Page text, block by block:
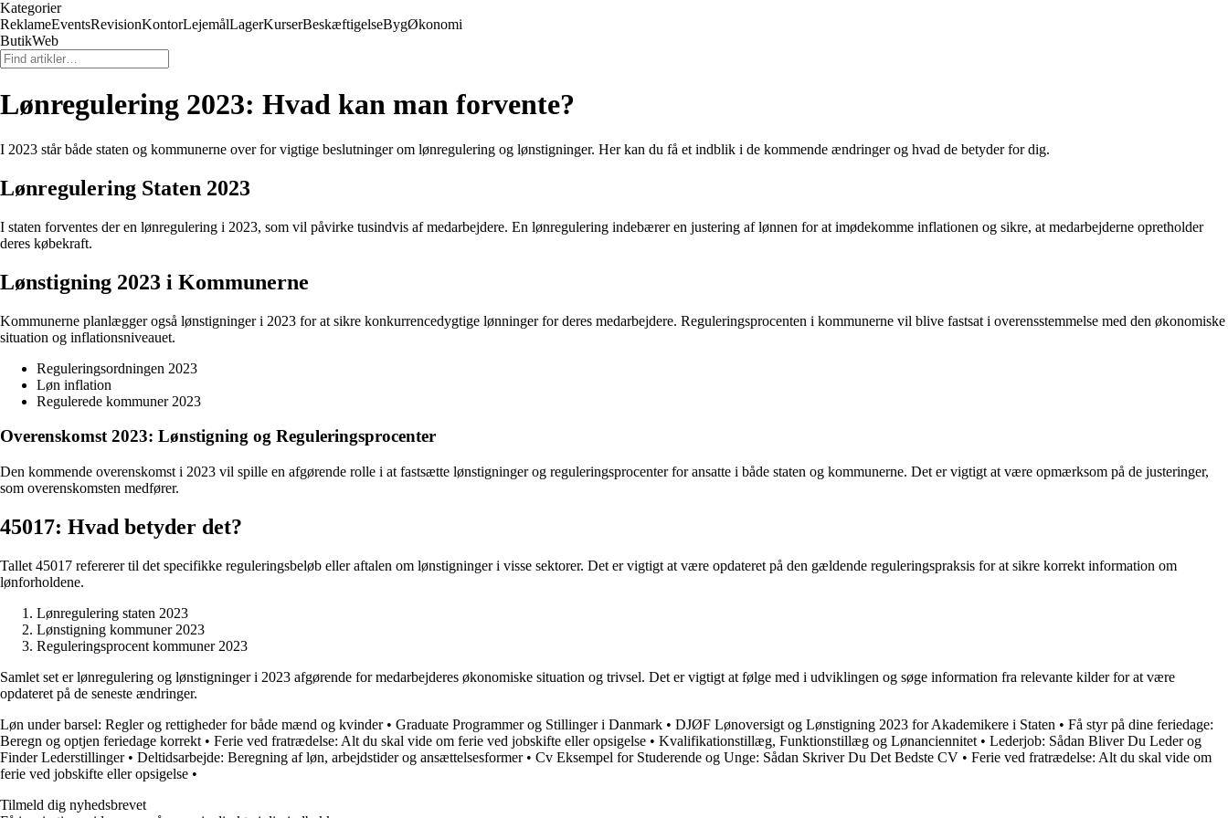
Kategorier
ReklameEventsRevisionKontorLejemålLagerKurserBeskæftigelseBygØkonomi
ButikWeb
Lønregulering 2023: Hvad kan man forvente?
I 2023 står både staten og kommunerne over for vigtige beslutninger om lønregulering og lønstigninger. Her kan du få et indblik i de kommende ændringer og hvad de betyder for dig.
Lønregulering Staten 2023
I staten forventes der en lønregulering i 2023, som vil påvirke tusindvis af medarbejdere. En lønregulering indebærer en justering af lønnen for at imødekomme inflationen og sikre, at medarbejderne opretholder
deres købekraft.
Lønstigning 2023 i Kommunerne
Kommunerne planlægger også lønstigninger i 2023 for at sikre konkurrencedygtige lønninger for deres medarbejdere. Reguleringsprocenten i kommunerne vil blive fastsat i overensstemmelse med den økonomiske
situation og inflationsniveauet.
Reguleringsordningen 2023
Løn inflation
Regulerede kommuner 2023
Overenskomst 2023: Lønstigning og Reguleringsprocenter
Den kommende overenskomst i 2023 vil spille en afgørende rolle i at fastsætte lønstigninger og reguleringsprocenter for ansatte i både staten og kommunerne. Det er vigtigt at være opmærksom på de justeringer,
som overenskomsten medfører.
45017: Hvad betyder det?
Tallet 45017 refererer til det specifikke reguleringsbeløb eller aftalen om lønstigninger i visse sektorer. Det er vigtigt at være opdateret på den gældende reguleringspraksis for at sikre korrekt information om
lønforholdene.
Lønregulering staten 2023
Lønstigning kommuner 2023
Reguleringsprocent kommuner 2023
Samlet set er lønregulering og lønstigninger i 2023 afgørende for medarbejderes økonomiske situation og trivsel. Det er vigtigt at følge med i udviklingen og søge information fra relevante kilder for at være
opdateret på de seneste ændringer.
Løn under barsel: Regler og rettigheder for både mænd og kvinder• Graduate Programmer og Stillinger i Danmark • DJØF Lønoversigt og Lønstigning 2023 for Akademikere i Staten • Få styr på dine feriedage:
Beregn og optjen feriedage korrekt • Ferie ved fratrædelse: Alt du skal vide om ferie ved jobskifte eller opsigelse • Kvalifikationstillæg, Funktionstillæg og Lønanciennitet • Lederjob: Sådan Bliver Du Leder og
Finder Lederstillinger• Deltidsarbejde: Beregning af løn, arbejdstider og ansættelsesformer• Cv Eksempel for Studerende og Unge: Sådan Skriver Du Det Bedste CV • Ferie ved fratrædelse: Alt du skal vide om
ferie ved jobskifte eller opsigelse •
Tilmeld dig nyhedsbrevet